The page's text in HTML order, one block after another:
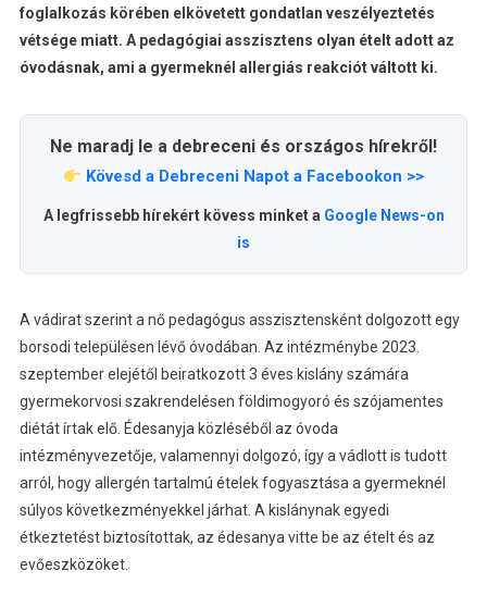
Szójás
Ételt
Egy
foglalkozás körében elkövetett gondatlan veszélyeztetés
vétsége miatt. A pedagógiai asszisztens olyan ételt adott az
óvodásnak, ami a gyermeknél allergiás reakciót váltott ki.
Ne maradj le a debreceni és országos hírekről!
Kövesd a Debreceni Napot a Facebookon >>
A legfrissebb hírekért kövess minket a Google News-on
is
A vádirat szerint a nő pedagógus asszisztensként dolgozott egy
borsodi településen lévő óvodában. Az intézménybe 2023.
szeptember elejétől beiratkozott 3 éves kislány számára
gyermekorvosi szakrendelésen földimogyoró és szójamentes
diétát írtak elő. Édesanyja közléséből az óvoda
intézményvezetője, valamennyi dolgozó, így a vádlott is tudott
arról, hogy allergén tartalmú ételek fogyasztása a gyermeknél
súlyos következményekkel járhat. A kislánynak egyedi
étkeztetést biztosítottak, az édesanya vitte be az ételt és az
evőeszközöket.